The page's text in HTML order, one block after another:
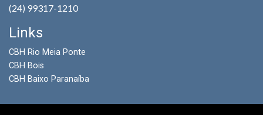
(24) 99317-1210
Links
CBH Rio Meia Ponte
CBH Bois
CBH Baixo Paranaíba